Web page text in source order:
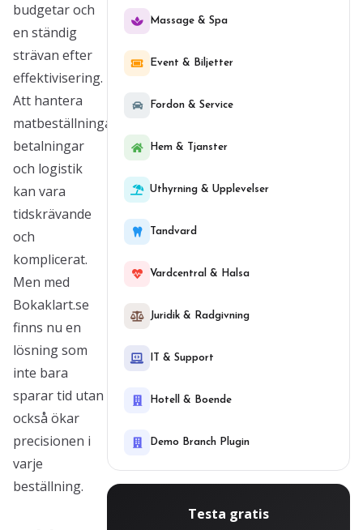
budgetar och
en ständig
strävan efter
effektivisering.
Att hantera
matbeställningar,
betalningar
och logistik
kan vara
tidskrävande
och
komplicerat.
Men med
Bokaklart.se
finns nu en
lösning som
inte bara
sparar tid utan
också ökar
precisionen i
varje
beställning.
Massage & Spa
Event & Biljetter
Fordon & Service
Hem & Tjanster
Uthyrning & Upplevelser
Tandvard
Vardcentral & Halsa
Juridik & Radgivning
IT & Support
Hotell & Boende
Demo Branch Plugin
Testa gratis